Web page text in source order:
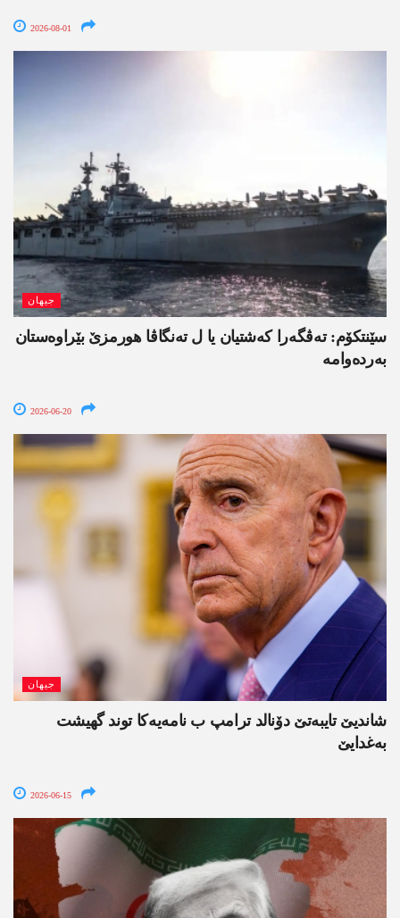
2026-08-01
جیھان
سێنتکۆم: تەڤگەرا کەشتیان یا ل تەنگاڤا ھورمزێ بێراوەستان
بەردەوامە
2026-06-20
جیھان
شاندیێ تایبەتێ دۆنالد ترامپ ب نامەیەکا توند گھیشت
بەغدایێ
2026-06-15